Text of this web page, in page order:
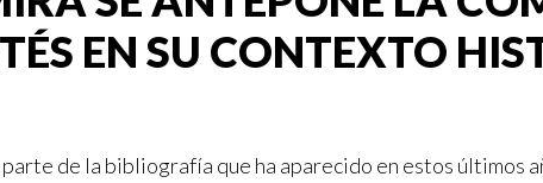
EN SU CONTEXTO
de la bibliografía que ha aparecido en estos últimos